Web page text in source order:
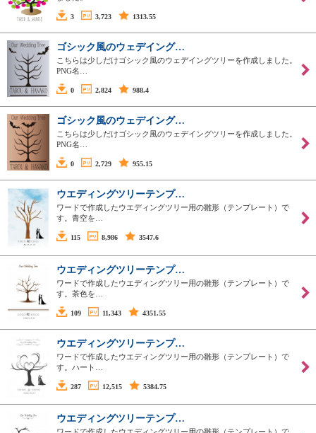
3 3,723 1313.55
ゴシック風のウェデイング…
こちらは少しだけゴシック風のウェデイングツリーを作成しました。
PNG名…
0 2,824 988.4
ゴシック風のウェデイング…
こちらは少しだけゴシック風のウェデイングツリーを作成しました。
PNG名…
0 2,729 955.15
ウエディングツリーテンプ…
ワードで作成したウエディングツリー用の雛形（テンプレート）で
す。青空を…
115 8,986 3547.6
ウエディングツリーテンプ…
ワードで作成したウエディングツリー用の雛形（テンプレート）で
す。茶色を…
109 11,343 4351.55
ウエディングツリーテンプ…
ワードで作成したウエディングツリー用の雛形（テンプレート）で
す。ハート…
287 12,515 5384.75
ウエディングツリーテンプ…